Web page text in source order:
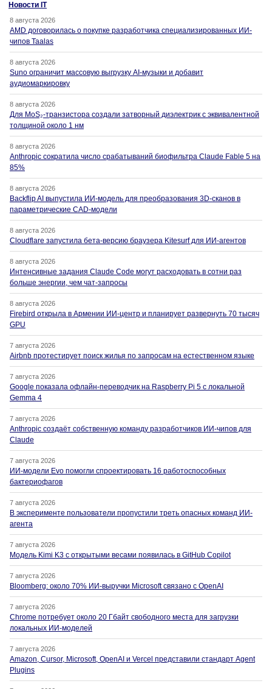
Новости IT
8 августа 2026
AMD договорилась о покупке разработчика специализированных ИИ-
чипов Taalas
8 августа 2026
Suno ограничит массовую выгрузку AI-музыки и добавит
аудиомаркировку
8 августа 2026
Для MoS₂-транзистора создали затворный диэлектрик с эквивалентной
толщиной около 1 нм
8 августа 2026
Anthropic сократила число срабатываний биофильтра Claude Fable 5 на
85%
8 августа 2026
Backflip AI выпустила ИИ-модель для преобразования 3D-сканов в
параметрические CAD-модели
8 августа 2026
Cloudflare запустила бета-версию браузера Kitesurf для ИИ-агентов
8 августа 2026
Интенсивные задания Claude Code могут расходовать в сотни раз
больше энергии, чем чат-запросы
8 августа 2026
Firebird открыла в Армении ИИ-центр и планирует развернуть 70 тысяч
GPU
7 августа 2026
Airbnb протестирует поиск жилья по запросам на естественном языке
7 августа 2026
Google показала офлайн-переводчик на Raspberry Pi 5 с локальной
Gemma 4
7 августа 2026
Anthropic создаёт собственную команду разработчиков ИИ-чипов для
Claude
7 августа 2026
ИИ-модели Evo помогли спроектировать 16 работоспособных
бактериофагов
7 августа 2026
В эксперименте пользователи пропустили треть опасных команд ИИ-
агента
7 августа 2026
Модель Kimi K3 с открытыми весами появилась в GitHub Copilot
7 августа 2026
Bloomberg: около 70% ИИ-выручки Microsoft связано с OpenAI
7 августа 2026
Chrome потребует около 20 Гбайт свободного места для загрузки
локальных ИИ-моделей
7 августа 2026
Amazon, Cursor, Microsoft, OpenAI и Vercel представили стандарт Agent
Plugins